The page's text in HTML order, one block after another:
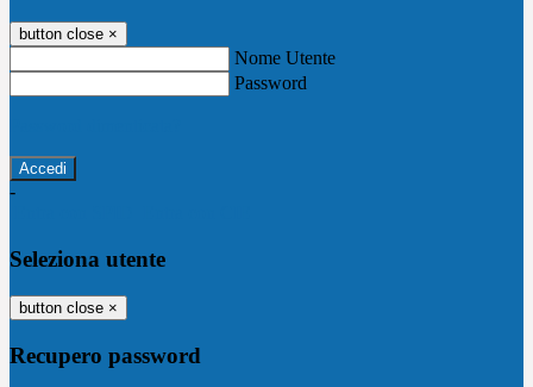
button close ×
Nome Utente
Password
-
Seleziona utente
button close ×
Recupero password